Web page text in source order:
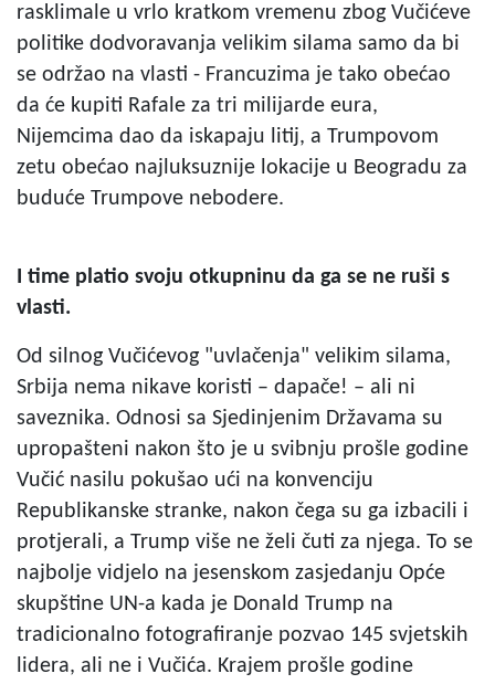
rasklimale u vrlo kratkom vremenu zbog Vučićeve
politike dodvoravanja velikim silama samo da bi
se održao na vlasti - Francuzima je tako obećao
da će kupiti Rafale za tri milijarde eura,
Nijemcima dao da iskapaju litij, a Trumpovom
zetu obećao najluksuznije lokacije u Beogradu za
buduće Trumpove nebodere.
I time platio svoju otkupninu da ga se ne ruši s
vlasti.
Od silnog Vučićevog "uvlačenja" velikim silama,
Srbija nema nikave koristi – dapače! – ali ni
saveznika. Odnosi sa Sjedinjenim Državama su
upropašteni nakon što je u svibnju prošle godine
Vučić nasilu pokušao ući na konvenciju
Republikanske stranke, nakon čega su ga izbacili i
protjerali, a Trump više ne želi čuti za njega. To se
najbolje vidjelo na jesenskom zasjedanju Opće
skupštine UN-a kada je Donald Trump na
tradicionalno fotografiranje pozvao 145 svjetskih
lidera, ali ne i Vučića. Krajem prošle godine